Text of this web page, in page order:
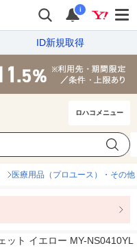
i
ID新規取得
ロハコメニュー
医療用品（プロユース）・その他